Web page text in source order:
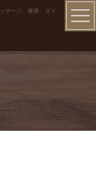
サージ、痩身、ダイ